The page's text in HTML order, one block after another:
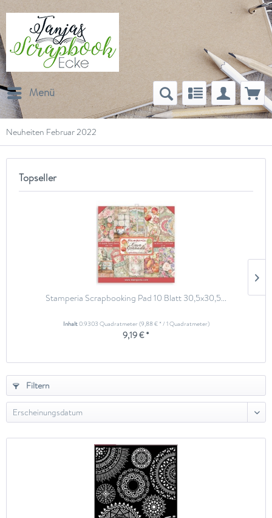
Menü
Neuheiten Februar 2022
Topseller
Stamperia Scrapbooking Pad 10 Blatt 30,5x30,5...
Inhalt0.9303 Quadratmeter(9,88 € * / 1 Quadratmeter)
9,19 € *
Filtern